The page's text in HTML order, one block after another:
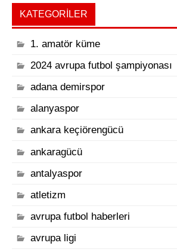
KATEGORILER
1. amatör küme
2024 avrupa futbol şampiyonası
adana demirspor
alanyaspor
ankara keçiörengücü
ankaragücü
antalyaspor
atletizm
avrupa futbol haberleri
avrupa ligi